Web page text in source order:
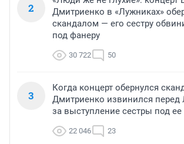
2
Дмитриенко в «Лужниках»
скандалом — его сестру
под фанеру
30 722 50
3
Когда концерт обернулся
Дмитриенко извинился
за выступление сестры под ее
22 046 23